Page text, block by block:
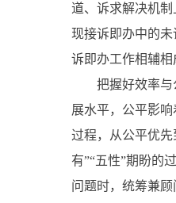
道、诉求解决机
现接诉即办中的
诉即办工作相辅相
把握好效率与公
展水平，公平影
过程，从公平优
有”“五性”期盼的
问题时，统筹兼